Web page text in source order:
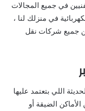
في جميع المجالات
في منزلك لنا ،
جميع شركات نقل
اللي بتعتمد عليها
الضيقة أو